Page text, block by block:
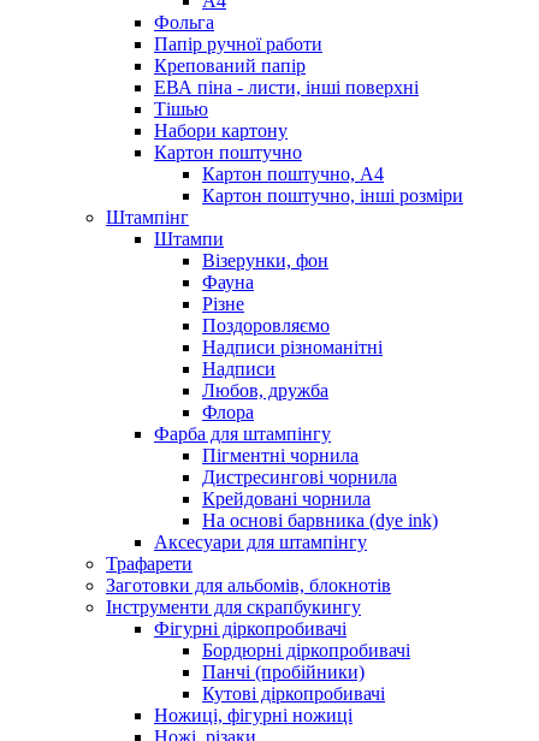
Фольга
Папір ручної работи
Крепований папір
ЕВА піна - листи, інші поверхні
Тішью
Набори картону
Картон поштучно
Картон поштучно, А4
Картон поштучно, інші розміри
Штампінг
Штампи
Візерунки, фон
Фауна
Різне
Поздоровляємо
Надписи різноманітні
Надписи
Любов, дружба
Флора
Фарба для штампінгу
Пігментні чорнила
Дистресингові чорнила
Крейдовані чорнила
На основі барвника (dye ink)
Аксесуари для штампінгу
Трафарети
Заготовки для альбомів, блокнотів
Інструменти для скрапбукингу
Фігурні діркопробивачі
Бордюрні діркопробивачі
Панчі (пробійники)
Кутові діркопробивачі
Ножиці, фігурні ножиці
Ножі, різаки